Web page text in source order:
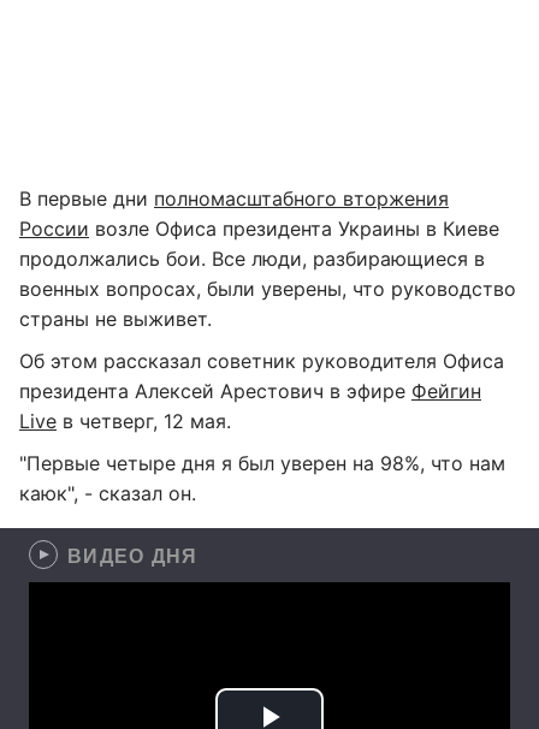
В первые дни полномасштабного вторжения
России возле Офиса президента Украины в Киеве
продолжались бои. Все люди, разбирающиеся в
военных вопросах, были уверены, что руководство
страны не выживет.
Об этом рассказал советник руководителя Офиса
президента Алексей Арестович в эфире Фейгин
Live в четверг, 12 мая.
"Первые четыре дня я был уверен на 98%, что нам
каюк", - сказал он.
ВИДЕО ДНЯ